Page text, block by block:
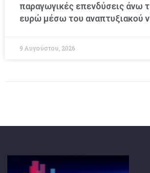
παραγωγικές επενδύσεις άνω
ευρώ μέσω του αναπτυξιακού
9 Αυγούστου, 2026